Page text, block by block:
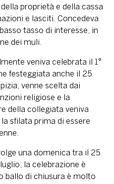
proprietà e della cassa
e lasciti. Concedeva
tasso di interesse, in
dei muli.
veniva celebrata il 1°
festeggiata anche il 25
venne scelta dai
religiose e la
della collegiata veniva
sfilata prima di essere
una domenica tra il 25
la celebrazione è
ballo di chiusura è molto